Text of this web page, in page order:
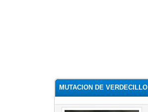
MUTACION DE VERDECILLO